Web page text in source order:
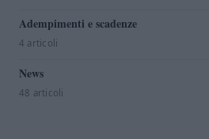
Adempimenti e scadenze
4 articoli
News
48 articoli